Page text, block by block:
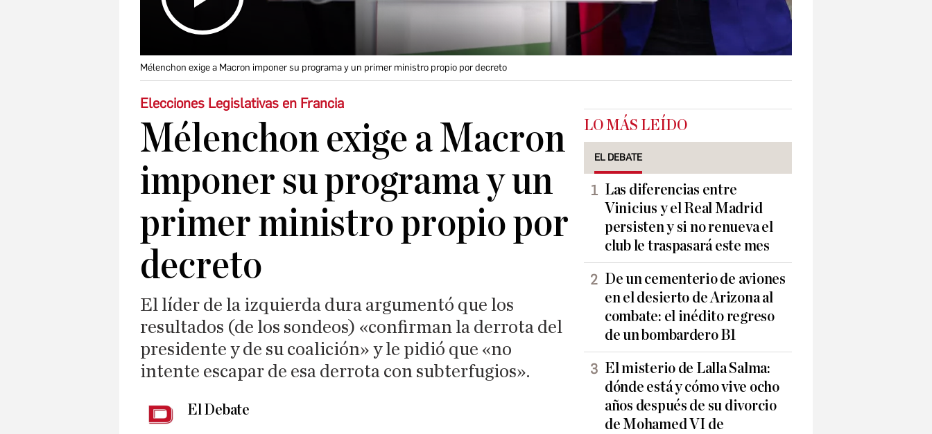
Mélenchon exige a Macron imponer su programa y un primer ministro propio por decreto
Elecciones Legislativas en Francia
Mélenchon exige a Macron
imponer su programa y un
primer ministro propio por
decreto
El líder de la izquierda dura argumentó que los
resultados (de los sondeos) «confirman la derrota del
presidente y de su coalición» y le pidió que «no
intente escapar de esa derrota con subterfugios».
El Debate
LO MÁS LEÍDO
EL DEBATE
Las diferencias entre
Vinicius y el Real Madrid
persisten y si no renueva el
club le traspasará este mes
De un cementerio de aviones
en el desierto de Arizona al
combate: el inédito regreso
de un bombardero B1
El misterio de Lalla Salma:
dónde está y cómo vive ocho
años después de su divorcio
de Mohamed VI de